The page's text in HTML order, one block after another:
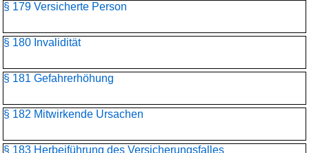
§ 179 Versicherte Person
§ 180 Invalidität
§ 181 Gefahrerhöhung
§ 182 Mitwirkende Ursachen
§ 183 Herbeiführung des Versicherungsfalles